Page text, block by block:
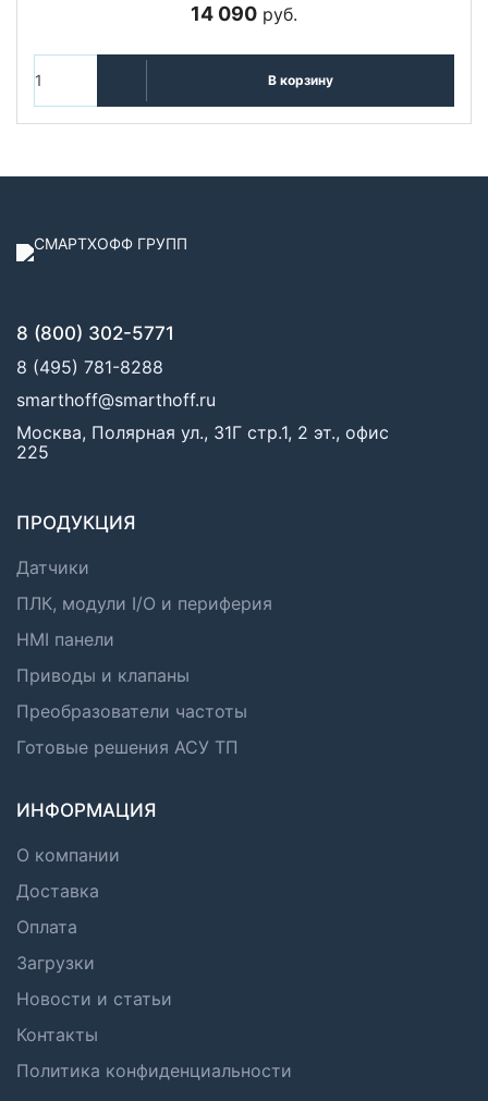
14 090 руб.
В корзину
8 (800) 302-5771
8 (495) 781-8288
smarthoff@smarthoff.ru
Москва, Полярная ул., 31Г стр.1, 2 эт., офис
225
ПРОДУКЦИЯ
Датчики
ПЛК, модули I/O и периферия
HMI панели
Приводы и клапаны
Преобразователи частоты
Готовые решения АСУ ТП
ИНФОРМАЦИЯ
О компании
Доставка
Оплата
Загрузки
Новости и статьи
Контакты
Политика конфиденциальности